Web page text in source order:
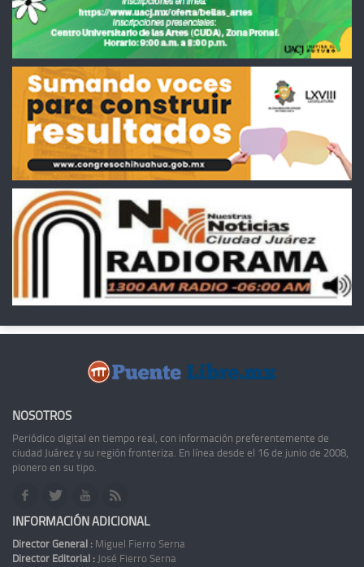
NOSOTROS
Periódico digital en tiempo real, con información preferentemente de
ciudad Juárez y su región fronteriza. En línea desde el 16 de junio de 2008,
pionero en su tipo.
INFORMACIÓN ADICIONAL
Director General : Miguel Fierro Serna
Director Editorial : José Fierro Serna